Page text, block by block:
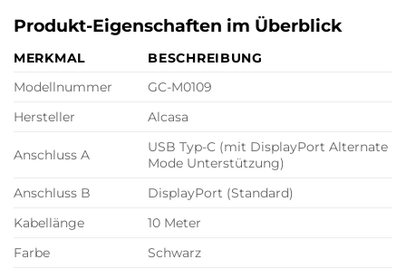
Produkt-Eigenschaften im Überblick
MERKMAL
BESCHREIBUNG
Modellnummer
GC-M0109
Hersteller
Alcasa
Anschluss A
USB Typ-C (mit DisplayPort Alternate
Mode Unterstützung)
Anschluss B
DisplayPort (Standard)
Kabellänge
10 Meter
Farbe
Schwarz